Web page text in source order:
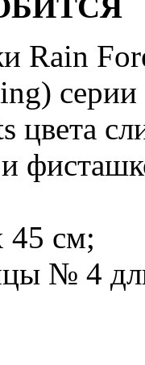
Rain
цвета
45 см;
№ 4